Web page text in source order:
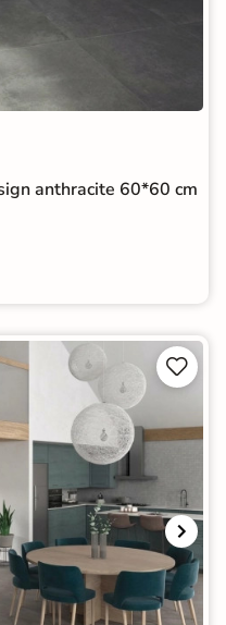
anthracite 60*60 cm

